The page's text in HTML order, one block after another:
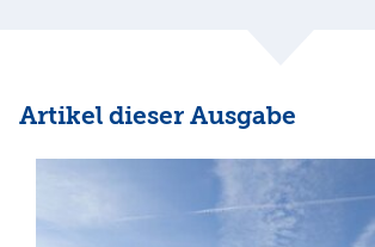
Artikel dieser Ausgabe